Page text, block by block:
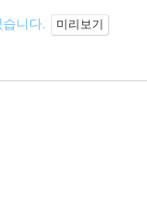
습니다. 미리보기